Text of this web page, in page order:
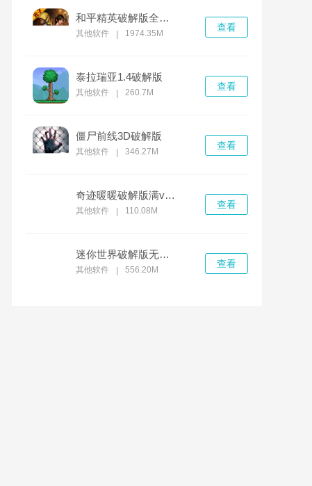
和平精英破解版全无限免费下载
其他软件 1974.35M
查看
泰拉瑞亚1.4破解版
其他软件 260.7M
查看
僵尸前线3D破解版
其他软件 346.27M
查看
奇迹暖暖破解版满v无限钻石
其他软件 110.08M
查看
迷你世界破解版无限迷你币和迷你豆
其他软件 556.20M
查看